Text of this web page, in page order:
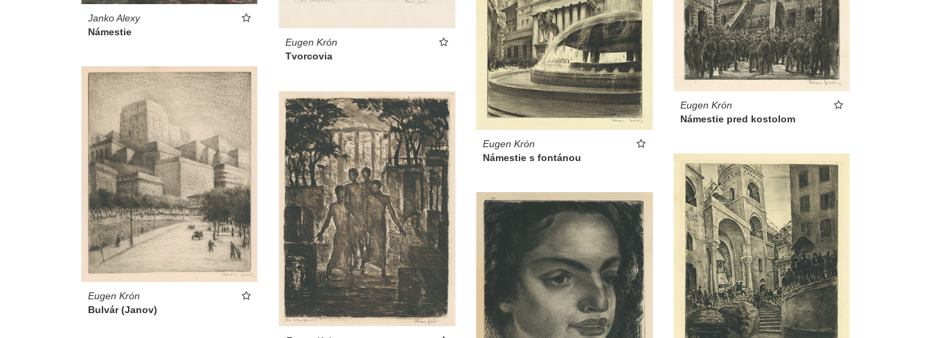
Eugen Krón
Tvorcovia
Janko Alexy
Námestie
Eugen Krón
Námestie pred kostolom
Eugen Krón
Námestie s fontánou
Eugen Krón
Bulvár (Janov)